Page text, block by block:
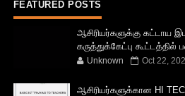
FEATURED POSTS
ஆசிரியர்களுக்கு கட்டாய
கருத்துக்கேட்பு
Unknown Oct 22,
ஆசிரியர்களுக்கான HI